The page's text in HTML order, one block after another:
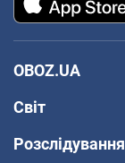
OBOZ.UA
Світ
Розслідування